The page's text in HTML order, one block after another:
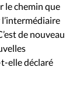
le chemin que
de nouveau
elle déclaré